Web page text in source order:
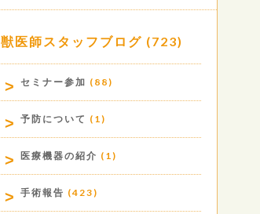
獣医師スタッフブログ (723)
セミナー参加 (88)
予防について (1)
医療機器の紹介 (1)
手術報告 (423)